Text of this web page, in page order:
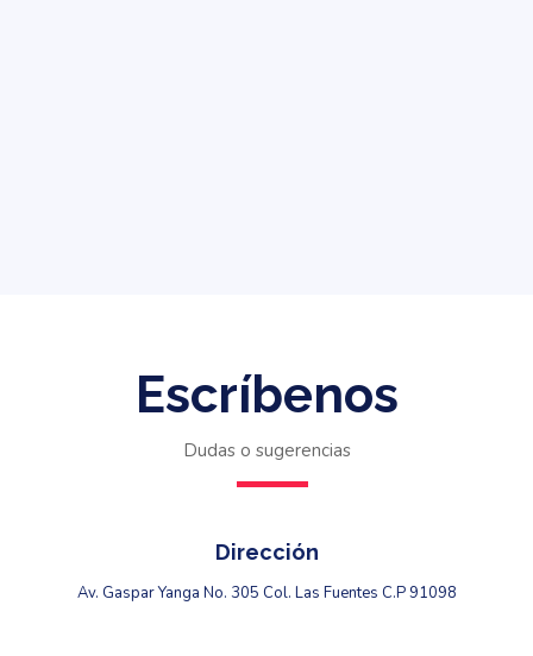
Escríbenos
Dudas o sugerencias
Dirección
Av. Gaspar Yanga No. 305 Col. Las Fuentes C.P 91098